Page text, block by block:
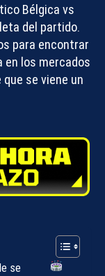
Bélgica vs
del partido.
para encontrar
en los mercados
se viene un
se